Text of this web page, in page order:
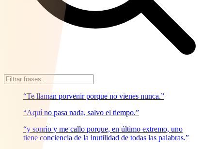
“Te llaman porvenir porque no vienes nunca.”
“Aquí no pasa nada, salvo el tiempo.”
“y sonrío y me callo porque, en último extremo, uno
tiene conciencia de la inutilidad de todas las palabras.”